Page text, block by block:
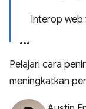
Interop web
Pelajari cara
meningkatkan